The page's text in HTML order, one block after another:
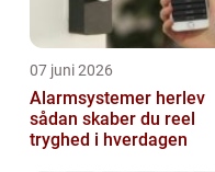
07 juni 2026
Alarmsystemer herlev
sådan skaber du reel
tryghed i hverdagen